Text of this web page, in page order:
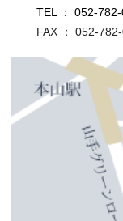
TEL ： 052-782-
FAX ： 052-